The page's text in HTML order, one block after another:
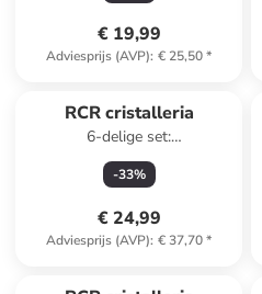
€ 19,99
Adviesprijs (AVP): € 25,50*
RCR cristalleria
6-delige set:
champagneglazen "Aria" - 360
ml
-33%
€ 24,99
Adviesprijs (AVP): € 37,70*